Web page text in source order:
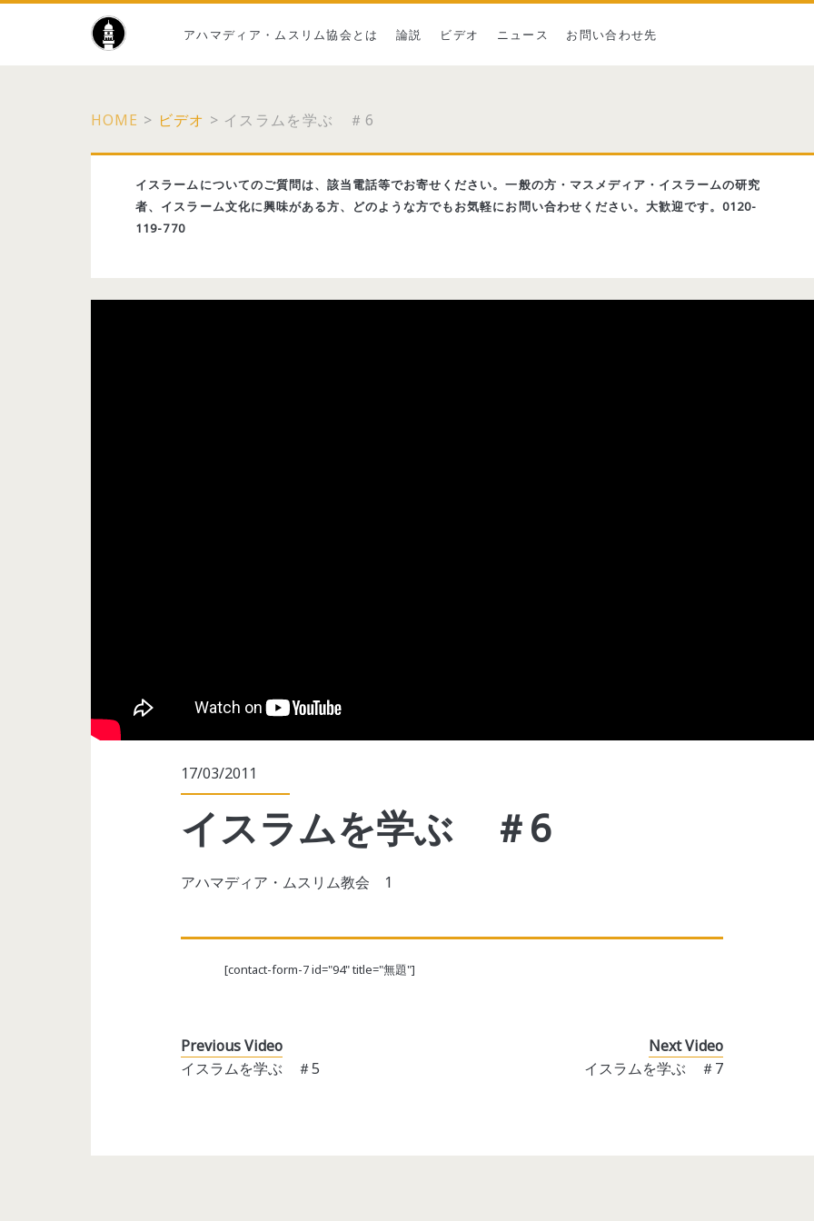
アハマディア・ムスリム協会とは 論説 ビデオ ニュース お問い合わせ先
HOME > ビデオ > イスラムを学ぶ ＃6
イスラームについてのご質問は、該当電話等でお寄せください。一般の方・マスメディア・イスラームの研究
者、イスラーム文化に興味がある方、どのような方でもお気軽にお問い合わせください。大歓迎です。0120-
119-770
17/03/2011
イスラムを学ぶ ＃6
アハマディア・ムスリム教会 1
[contact-form-7 id="94" title="無題"]
Previous Video
イスラムを学ぶ ＃5
Next Video
イスラムを学ぶ ＃7